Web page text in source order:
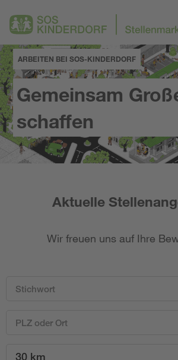
ARBEITEN BEI SOS-KINDERDORF
Gemeinsam
schaffen
Aktuelle
Wir freuen uns auf Ihre
30 km